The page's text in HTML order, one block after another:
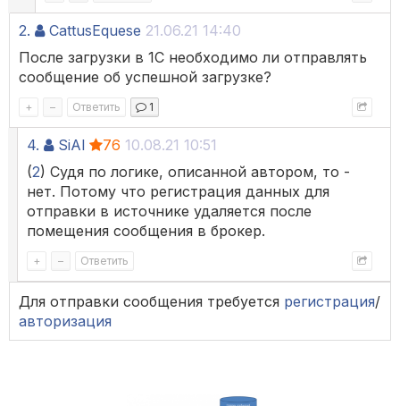
2. CattusEquese 21.06.21 14:40
После загрузки в 1С необходимо ли отправлять
сообщение об успешной загрузке?
+ – Ответить 1
4. SiAl 76 10.08.21 10:51
(2) Судя по логике, описанной автором, то -
нет. Потому что регистрация данных для
отправки в источнике удаляется после
помещения сообщения в брокер.
+ – Ответить
Для отправки сообщения требуется регистрация/
авторизация